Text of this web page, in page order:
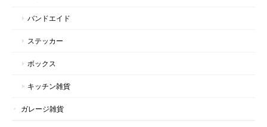
バンドエイド
ステッカー
ボックス
キッチン雑貨
ガレージ雑貨